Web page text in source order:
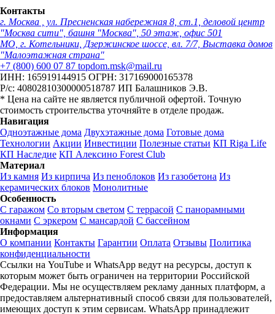
Контакты
г. Москва , ул. Пресненская набережная 8, ст.1, деловой центр
"Москва сити", башня "Москва", 50 этаж, офис 501
МО, г. Котельники, Дзержинское шоссе, вл. 7/7, Выставка домов
"Малоэтажная страна"
+7 (800) 600 07 87 topdom.msk@mail.ru
ИНН: 165919144915 ОГРН: 317169000165378
Р/с: 40802810300000518787 ИП Балашников Э.В.
* Цена на сайте не является публичной офертой. Точную
стоимость строительства уточняйте в отделе продаж.
Навигация
Одноэтажные дома Двухэтажные дома Готовые дома
Технологии Акции Инвестиции Полезные статьи КП Riga Life
КП Наследие КП Алексино Forest Club
Материал
Из камня Из кирпича Из пеноблоков Из газобетона Из
керамических блоков Монолитные
Особенность
С гаражом Со вторым светом С террасой С панорамными
окнами С эркером С мансардой С бассейном
Информация
О компании Контакты Гарантии Оплата Отзывы Политика
конфиденциальности
Ссылки на YouTube и WhatsApp ведут на ресурсы, доступ к
которым может быть ограничен на территории Российской
Федерации. Мы не осуществляем рекламу данных платформ, а
предоставляем альтернативный способ связи для пользователей,
имеющих доступ к этим сервисам. WhatsApp принадлежит